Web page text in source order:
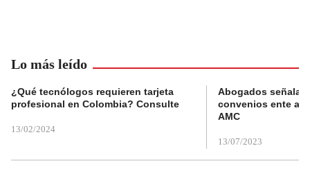
Lo más leído
¿Qué tecnólogos requieren tarjeta
profesional en Colombia? Consulte
13/02/2024
Abogados
convenios ente
AMC
13/07/2023